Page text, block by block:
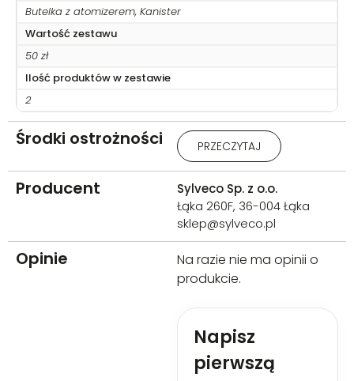
Butelka z atomizerem, Kanister
Wartość zestawu
50 zł
Ilość produktów w zestawie
2
Środki ostrożności
Uwaga: Działa drażniąco na
oczy. Stosować rękawice
ochronne/odzież
ochronną/ochronę
oczu/ochronę twarzy. W
PRZYPADKU DOSTANIA SIĘ DO
OCZU: Ostrożnie płukać wodą
przez kilka minut. Wyjąć
soczewki kontaktowe, jeżeli są i
można je łatwo usunąć. Nadal
płukać. W przypadku
drażniącego na oczy:
Zasięgnąć porady/zgłosić się
pod opiekę lekarza.
Zawartość/pojemnik usuwać
PRZECZYTAJ
Producent
Sylveco Sp. z o.o.
Łąka 260F, 36-004 Łąka
sklep@sylveco.pl
Opinie
Na razie nie ma opinii o
produkcie.
Napisz
pierwszą